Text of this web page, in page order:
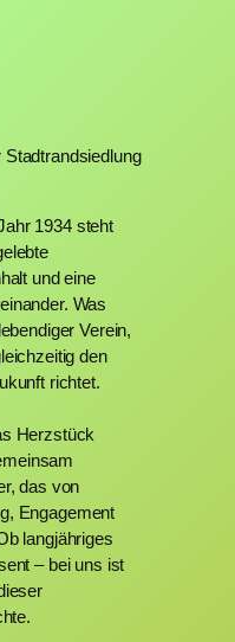
1934 steht
und eine
Was
Verein,
den
richtet.
Herzstück
das von
Engagement
langjähriges
– bei uns ist